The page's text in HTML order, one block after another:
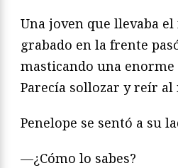
Una joven que llevaba
grabado en la frente
masticando una enorme
Parecía sollozar y reír
Penelope se sentó a su
—¿Cómo lo sabes?